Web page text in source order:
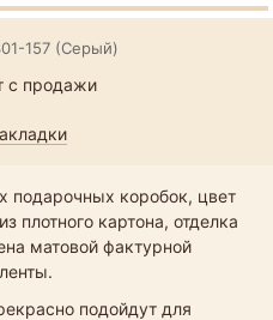
157 (Серый)
с продажи
подарочных коробок, цвет
плотного картона, отделка
матовой фактурной
подойдут для